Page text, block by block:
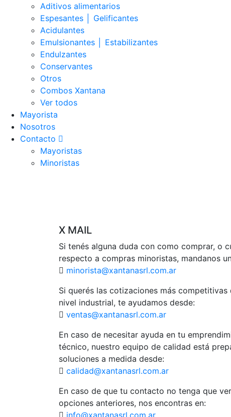
Aditivos alimentarios
Espesantes │ Gelificantes
Acidulantes
Emulsionantes │ Estabilizantes
Endulzantes
Conservantes
Otros
Combos Xantana
Ver todos
Mayorista
Nosotros
Contacto
Mayoristas
Minoristas
X MAIL
Si tenés alguna duda con como comprar, o
respecto a compras minoristas, mandanos
minorista@xantanasrl.com.ar
Si querés las cotizaciones más
nivel industrial, te ayudamos desde:
ventas@xantanasrl.com.ar
En caso de necesitar ayuda en tu
técnico, nuestro equipo de calidad está
soluciones a medida desde:
calidad@xantanasrl.com.ar
En caso de que tu contacto no tenga que
opciones anteriores, nos encontras en:
info@xantanasrl.com.ar